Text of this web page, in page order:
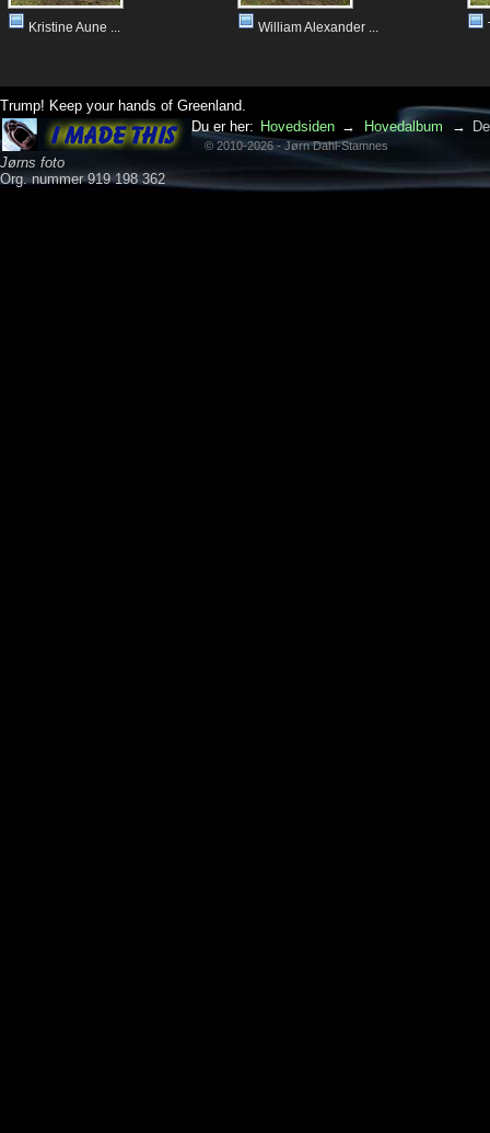
Kristine Aune ... William Alexander ...
Trump! Keep your hands of Greenland.
Jørns foto
Org. nummer 919 198 362
Du er her: Hovedsiden → Hovedalbum →
© 2010-2026 - Jørn Dahl-Stamnes